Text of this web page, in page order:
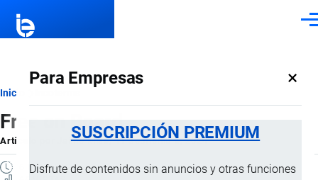
Para Empresas ×
SUSCRIPCIÓN PREMIUM
Disfrute de contenidos sin anuncios y otras funciones
Ruta
de
navegación
Inicio
Free on Board
Artículo Jaime Mise, 11 Septiembre, 2024
6 MINUTOS